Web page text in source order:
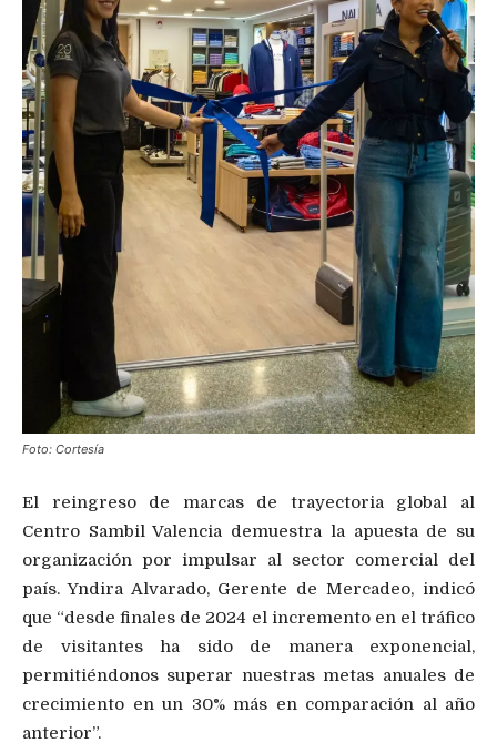
Foto: Cortesía
El reingreso de marcas de trayectoria global al
Centro Sambil Valencia demuestra la apuesta de su
organización por impulsar al sector comercial del
país. Yndira Alvarado, Gerente de Mercadeo, indicó
que “desde finales de 2024 el incremento en el tráfico
de visitantes ha sido de manera exponencial,
permitiéndonos superar nuestras metas anuales de
crecimiento en un 30% más en comparación al año
anterior”.